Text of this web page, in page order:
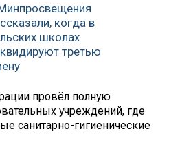
когда в
школах
третью
провёл полную
учреждений, где
санитарно-гигиенические